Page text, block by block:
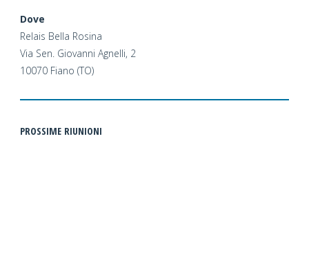
di
Lanzo”"
Dove
Relais Bella Rosina
Via Sen. Giovanni Agnelli, 2
10070 Fiano (TO)
PROSSIME RIUNIONI